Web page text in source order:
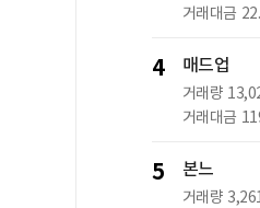
거래대금
4 매드업
거래량
거래대금
5 본느
거래량